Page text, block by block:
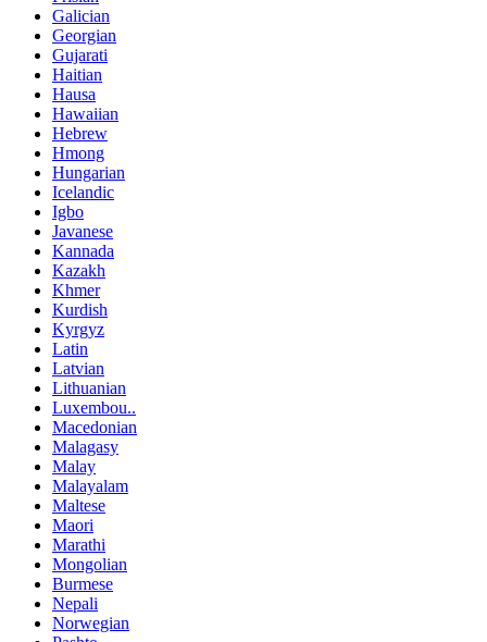
Galician
Georgian
Gujarati
Haitian
Hausa
Hawaiian
Hebrew
Hmong
Hungarian
Icelandic
Igbo
Javanese
Kannada
Kazakh
Khmer
Kurdish
Kyrgyz
Latin
Latvian
Lithuanian
Luxembou..
Macedonian
Malagasy
Malay
Malayalam
Maltese
Maori
Marathi
Mongolian
Burmese
Nepali
Norwegian